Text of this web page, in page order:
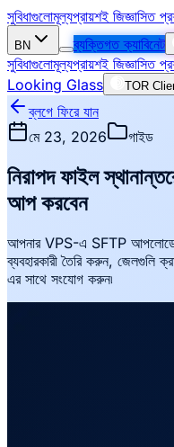
সুবিধাগুলোমূল্যপ্রায়শই জিজ্ঞাসিত
BN ব্যক্তিগত ক্যাবিনেট
সুবিধাগুলোমূল্যপ্রায়শই জিজ্ঞাসিত
Looking Glass
TOR
ব্লগে ফিরে যান
মে 23, 2026
গাইড
নিরাপদ ফাইল
আপ করবেন
আপনার VPS-এ SFTP
ব্যবহারকারী তৈরি করুন,
এর সাথে সংযোগ করুন৷